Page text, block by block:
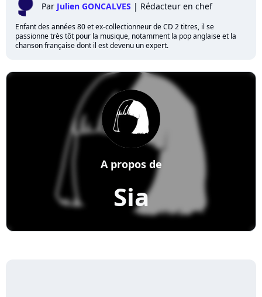
Par Julien GONCALVES | Rédacteur en chef
Enfant des années 80 et ex-collectionneur de CD 2 titres, il se
passionne très tôt pour la musique, notamment la pop anglaise et la
chanson française dont il est devenu un expert.
Sia
A propos de